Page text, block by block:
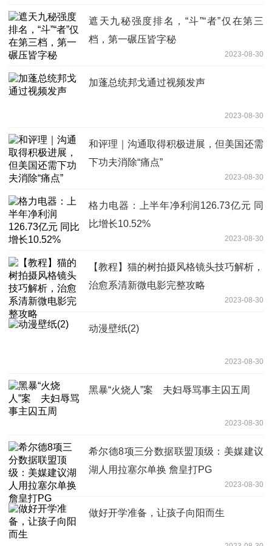
遮天九秘强度排名，“斗”“者”仅在第三
档，第一碾压皆字秘
2023-08-30
加蓬总统邦戈通过视频发声
2023-08-30
和评理｜沟通取得积极进展，但美国还需
下功夫消除“痛点”
2023-08-30
格力电器：上半年净利润126.73亿元 同
比增长10.52%
2023-08-30
【教程】猫的树拍摄风格镜头技巧解析，
治愈系清新微电影完整攻略
2023-08-30
动漫壁纸(2)
2023-08-30
黑暴“火烧人”案 夫妇辱骂事主囚五周
2023-08-30
希尔德8项三分数据联盟顶级：美媒建议
湖人用拉塞尔单换 詹皇打PG
2023-08-30
做好开学准备，让孩子向阳而生